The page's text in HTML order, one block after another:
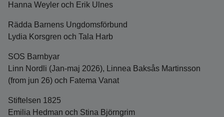
Hanna Weyler och Erik Ulnes
Rädda Barnens Ungdomsförbund
Lydia Korsgren och Tala Harb
SOS Barnbyar
Linn Nordli (Jan-maj 2026), Linnea Baksås Martinsson
(from jun 26) och Fatema Vanat
Stiftelsen 1825
Emilia Hedman och Stina Björngrim